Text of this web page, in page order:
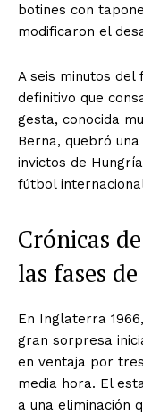
botines con
modificaron el
A seis minutos
definitivo que
gesta, conocida
Berna, quebró
invictos de
fútbol
Crónicas
las fases
En Inglaterra
gran sorpresa
en ventaja por
media hora. El
a una eliminación